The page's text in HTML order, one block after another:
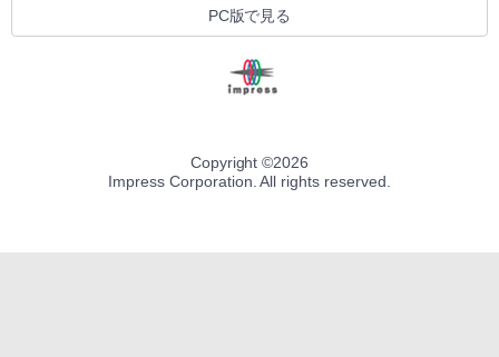
PC版で見る
Copyright ©2026
Impress Corporation. All rights reserved.